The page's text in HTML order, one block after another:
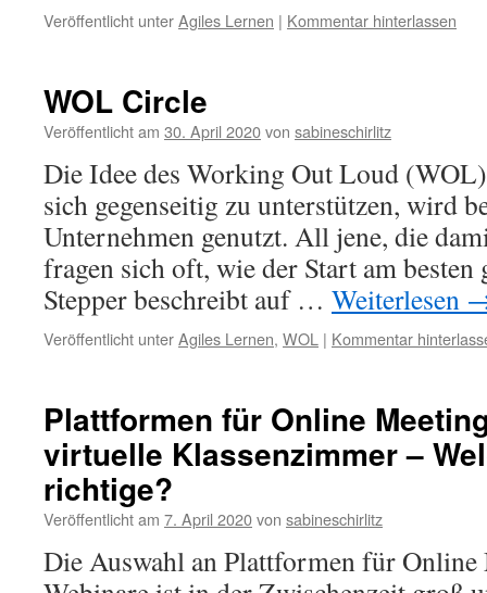
Veröffentlicht unterAgiles Lernen | Kommentar hinterlassen
WOL Circle
Veröffentlicht am 30. April 2020von sabineschirlitz
Die Idee des Working Out Loud
sich gegenseitig zu unterstützen, wird
Unternehmen genutzt. All jene, die
fragen sich oft, wie der Start am besten
Stepper beschreibt auf … Weiterlesen
Veröffentlicht unterAgiles Lernen, WOL | Kommentar
Plattformen für Online
virtuelle Klassenzimmer –
richtige?
Veröffentlicht am 7. April 2020von sabineschirlitz
Die Auswahl an Plattformen für